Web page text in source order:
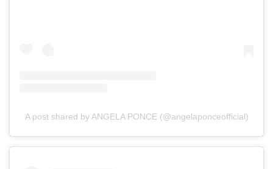
A post shared by ANGELA PONCE (@angelaponceofficial)